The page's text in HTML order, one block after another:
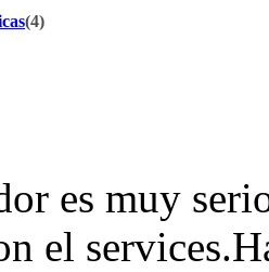
(4)
es muy
el